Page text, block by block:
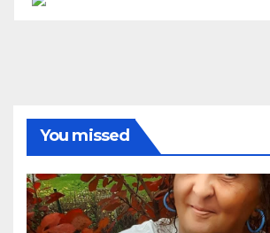
You missed